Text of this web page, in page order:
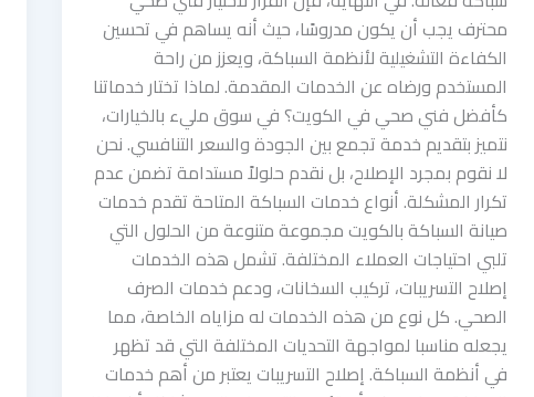
محترف يجب أن يكون مدروسًا، حيث أنه يساهم في تحسين
الكفاءة التشغيلية لأنظمة السباكة، ويعزز من راحة
المستخدم ورضاه عن الخدمات المقدمة. لماذا تختار خدماتنا
كأفضل فني صحي في الكويت؟ في سوق مليء بالخيارات،
نتميز بتقديم خدمة تجمع بين الجودة والسعر التنافسي. نحن
لا نقوم بمجرد الإصلاح، بل نقدم حلولاً مستدامة تضمن عدم
تكرار المشكلة. أنواع خدمات السباكة المتاحة تقدم خدمات
صيانة السباكة بالكويت مجموعة متنوعة من الحلول التي
تلبي احتياجات العملاء المختلفة. تشمل هذه الخدمات
إصلاح التسريبات، تركيب السخانات، ودعم خدمات الصرف
الصحي. كل نوع من هذه الخدمات له مزاياه الخاصة، مما
يجعله مناسبا لمواجهة التحديات المختلفة التي قد تظهر
في أنظمة السباكة. إصلاح التسريبات يعتبر من أهم خدمات